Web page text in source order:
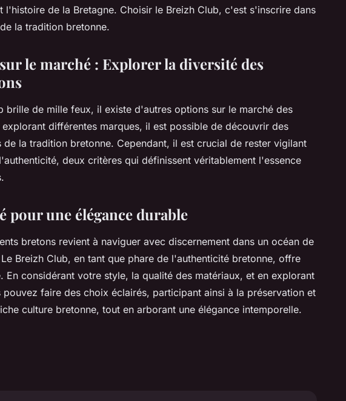
l'histoire de la Bretagne. Choisir le Breizh Club, c'est s'inscrire dans
la tradition bretonne.
le marché : Explorer la diversité des
brille de mille feux, il existe d'autres options sur le marché des
différentes marques, il est possible de découvrir des
de la tradition bretonne. Cependant, il est crucial de rester vigilant
deux critères qui définissent véritablement l'essence
pour une élégance durable
bretons revient à naviguer avec discernement dans un océan de
Breizh Club, en tant que phare de l'authenticité bretonne, offre
En considérant votre style, la qualité des matériaux, et en explorant
faire des choix éclairés, participant ainsi à la préservation et
culture bretonne, tout en arborant une élégance intemporelle.